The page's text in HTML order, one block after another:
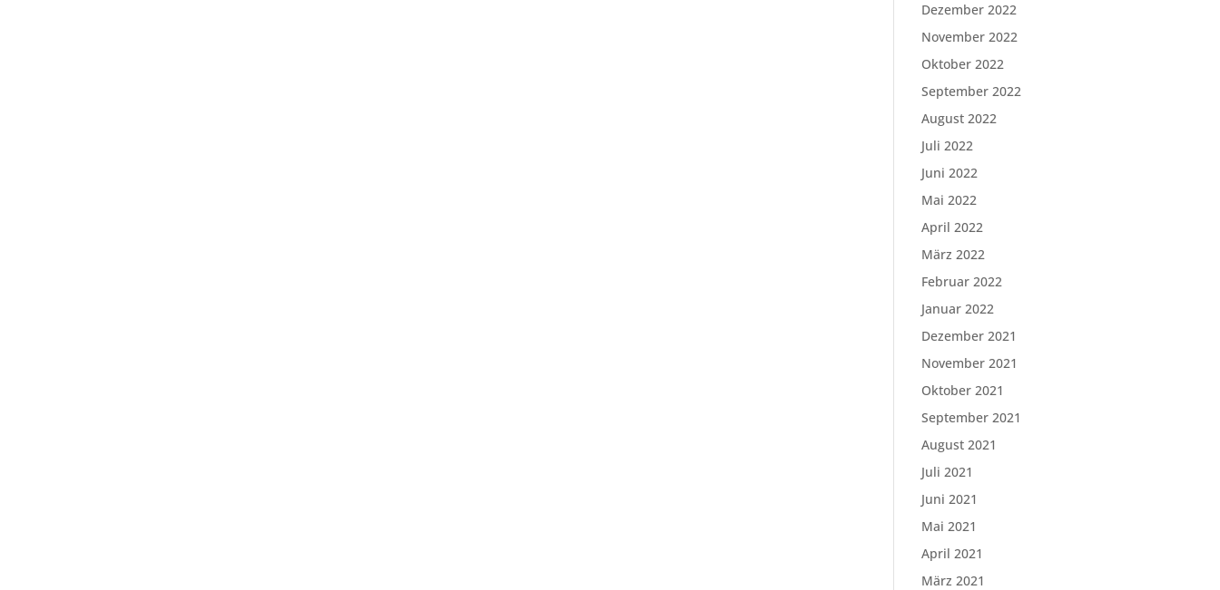
Dezember 2022
November 2022
Oktober 2022
September 2022
August 2022
Juli 2022
Juni 2022
Mai 2022
April 2022
März 2022
Februar 2022
Januar 2022
Dezember 2021
November 2021
Oktober 2021
September 2021
August 2021
Juli 2021
Juni 2021
Mai 2021
April 2021
März 2021